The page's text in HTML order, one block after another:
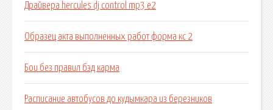
Драйвера hercules dj control mp3 e2
Образец акта выполненных работ форма кс 2
Бои без правил бэд карма
Расписание автобусов до кудымкара из березников